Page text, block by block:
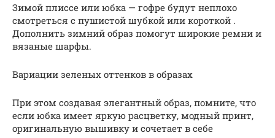
Зимой плиссе или юбка — гофре будут неплохо
смотреться с пушистой шубкой или короткой .
Дополнить зимний образ помогут широкие ремни и
вязаные шарфы.
Вариации зеленых оттенков в образах
При этом создавая элегантный образ, помните, что
если юбка имеет яркую расцветку, модный принт,
оригинальную вышивку и сочетает в себе